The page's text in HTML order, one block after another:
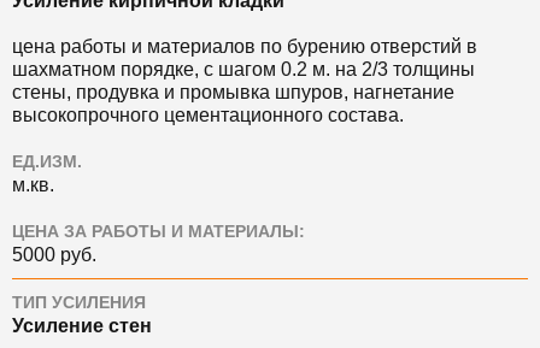
цена работы и материалов по бурению отверстий в
шахматном порядке, с шагом 0.2 м. на 2/3 толщины
стены, продувка и промывка шпуров, нагнетание
высокопрочного цементационного состава.
ЕД.ИЗМ.
м.кв.
ЦЕНА ЗА РАБОТЫ И МАТЕРИАЛЫ:
5000 руб.
ТИП УСИЛЕНИЯ
Усиление стен